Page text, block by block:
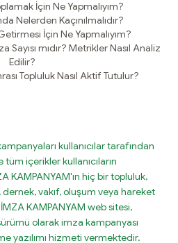
İçin Ne Yapmalıyım?
Nelerden Kaçınılmalıdır?
İçin Ne Yapmalıyım?
Sayısı mıdır? Metrikler Nasıl Analiz
Edilir?
Topluluk Nasıl Aktif Tutulur?
kullanıcılar tarafından
içerikler kullanıcıların
KAMPANYAM'ın hiç bir topluluk,
vakıf, oluşum veya hareket
KAMPANYAM web sitesi,
olarak imza kampanyası
yazılımı hizmeti vermektedir.